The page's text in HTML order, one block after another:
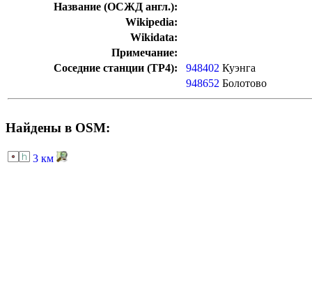
Название (ОСЖД англ.):
Wikipedia:
Wikidata:
Примечание:
Соседние станции (ТР4):
948402 Куэнга
948652 Болотово
Найдены в OSM:
3 км